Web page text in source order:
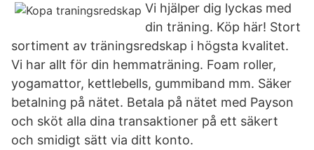
Vi hjälper dig lyckas med
din träning. Köp här! Stort
sortiment av träningsredskap i högsta kvalitet.
Vi har allt för din hemmaträning. Foam roller,
yogamattor, kettlebells, gummiband mm. Säker
betalning på nätet. Betala på nätet med Payson
och sköt alla dina transaktioner på ett säkert
och smidigt sätt via ditt konto.